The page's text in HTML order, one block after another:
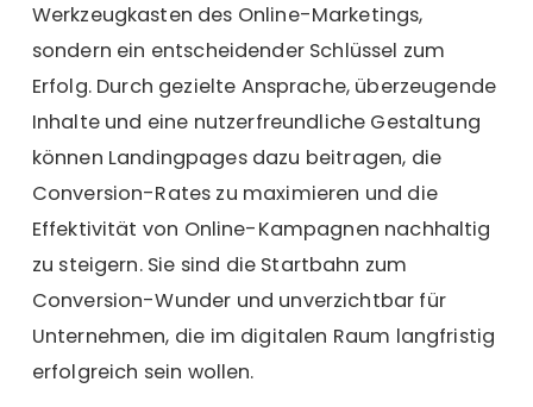
Werkzeugkasten des Online-Marketings,
sondern ein entscheidender Schlüssel zum
Erfolg. Durch gezielte Ansprache, überzeugende
Inhalte und eine nutzerfreundliche Gestaltung
können Landingpages dazu beitragen, die
Conversion-Rates zu maximieren und die
Effektivität von Online-Kampagnen nachhaltig
zu steigern. Sie sind die Startbahn zum
Conversion-Wunder und unverzichtbar für
Unternehmen, die im digitalen Raum langfristig
erfolgreich sein wollen.